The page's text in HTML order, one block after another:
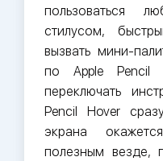
пользоваться
стилусом,
вызвать мини-
по Apple Pencil
переключать
Pencil Hover
экрана
полезным везде,